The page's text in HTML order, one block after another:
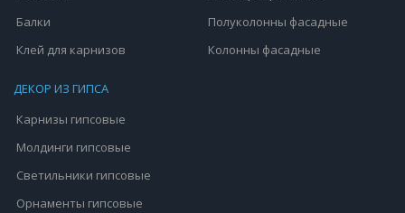
Балки
Клей для карнизов
Полуколонны фасадные
Колонны фасадные
ДЕКОР ИЗ ГИПСА
Карнизы гипсовые
Молдинги гипсовые
Светильники гипсовые
Орнаменты гипсовые